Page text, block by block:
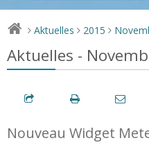
> Aktuelles > 2015 >
Aktuelles -
Nouveau Widget